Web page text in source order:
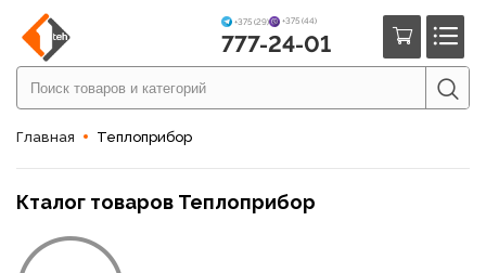
+375 (29) +375 (44)
777-24-01
Главная Теплоприбор
Кталог товаров Теплоприбор